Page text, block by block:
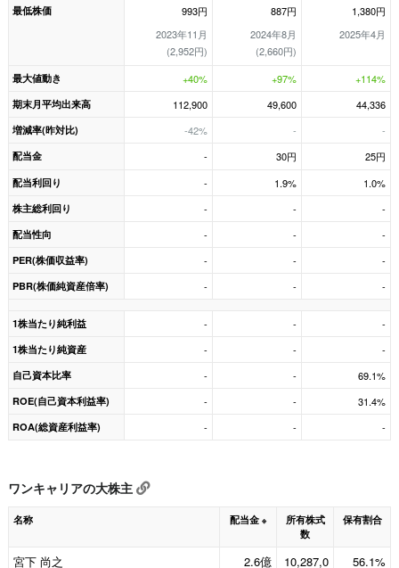
最低株価
993円
2023年11月
(2,952円)
887円
2024年8月
(2,660円)
1,380円
2025年4月
最大値動き +40% +97% +114%
期末月平均出来高 112,900 49,600 44,336
増減率(昨対比) -42% - -
配当金 - 30円 25円
配当利回り - 1.9% 1.0%
株主総利回り - - -
配当性向 - - -
PER(株価収益率) - - -
PBR(株価純資産倍率) - - -
1株当たり純利益 - - -
1株当たり純資産 - - -
自己資本比率 - - 69.1%
ROE(自己資本利益率) - - 31.4%
ROA(総資産利益率) - - -
ワンキャリアの大株主
名称 配当金 ※
所有株式
数
保有割合
宮下 尚之 2.6億
10,287,0
56.1%